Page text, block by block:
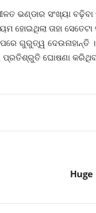
ଭଣ୍ଡାର ସଂଖ୍ୟା ବଢ଼ିବା
ତାହା
ଗୁରୁତ୍ୱ ଦେଉନାହାନ୍ତି
ଘୋଷଣା କରିଥିବା
Huge